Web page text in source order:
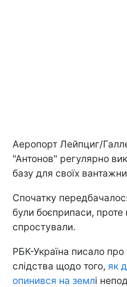
Аеропорт Лейпциг/
"Антонов" регулярно
базу для своїх
Спочатку
були боєприпаси, проте
спростували.
РБК-Україна писало про
слідства щодо того, як
опинився на землі